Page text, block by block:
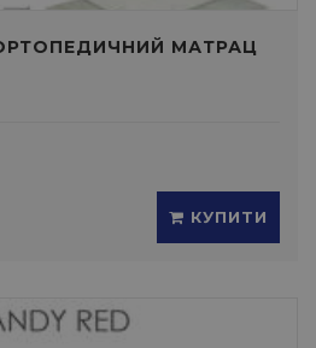
МАТРАЦ
КУПИТИ